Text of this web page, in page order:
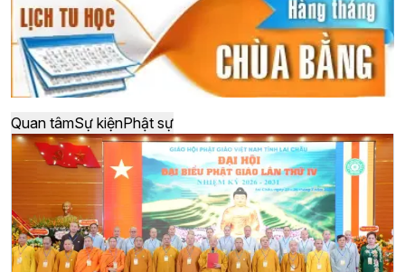
Quan tâmSự kiệnPhật sự